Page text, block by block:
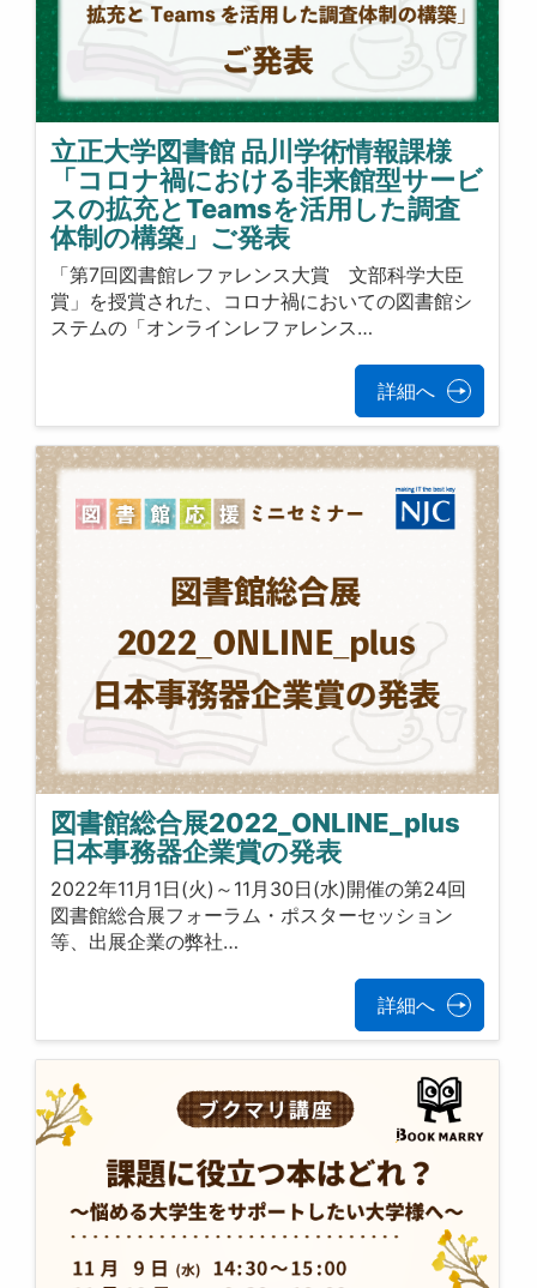
立正大学図書館 品川学術情報課様
「コロナ禍における非来館型サービ
スの拡充とTeamsを活用した調査
体制の構築」ご発表
「第7回図書館レファレンス大賞 文部科学大臣
賞」を授賞された、コロナ禍においての図書館シ
ステムの「オンラインレファレンス…
詳細へ
図書館総合展2022_ONLINE_plus
日本事務器企業賞の発表
2022年11月1日(火)～11月30日(水)開催の第24回
図書館総合展フォーラム・ポスターセッション
等、出展企業の弊社…
詳細へ